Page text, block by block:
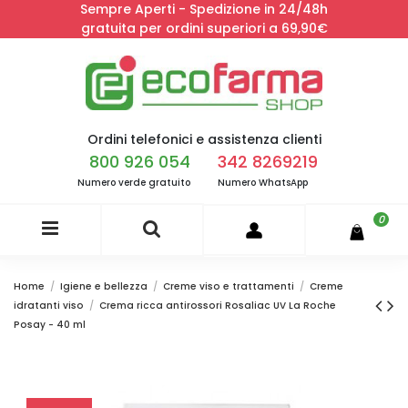
Sempre Aperti - Spedizione in 24/48h
gratuita per ordini superiori a 69,90€
Ordini telefonici e assistenza clienti
800 926 054
Numero verde gratuito
342 8269219
Numero WhatsApp
0
Home Igiene e bellezza Creme viso e trattamenti
Creme
idratanti viso
Crema ricca antirossori Rosaliac UV La Roche
Posay - 40 ml